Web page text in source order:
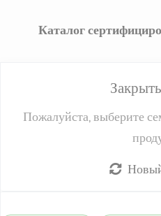
Каталог
Пожалуйста, выберите